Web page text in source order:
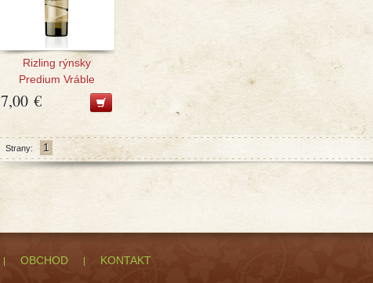
Rizling rýnsky
Predium Vráble
7,00 €
Strany: 1
OBCHOD KONTAKT